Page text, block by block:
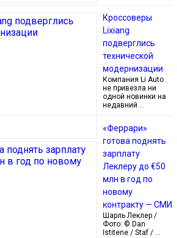
Кроссоверы
Lixiang
подверглись
технической
модернизации
Компания Li Auto
не привезла ни
одной новинки на
недавний …
«Феррари»
готова поднять
зарплату
Леклеру до €50
млн в год по
новому
контракту — СМИ
Шарль Леклер /
Фото: © Dan
Istitene / Staf / …